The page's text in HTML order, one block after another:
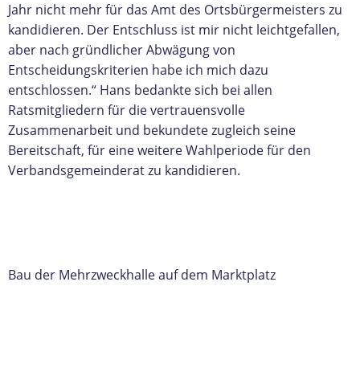
Jahr nicht mehr für das Amt des Ortsbürgermeisters zu
kandidieren. Der Entschluss ist mir nicht leichtgefallen,
aber nach gründlicher Abwägung von
Entscheidungskriterien habe ich mich dazu
entschlossen.“ Hans bedankte sich bei allen
Ratsmitgliedern für die vertrauensvolle
Zusammenarbeit und bekundete zugleich seine
Bereitschaft, für eine weitere Wahlperiode für den
Verbandsgemeinderat zu kandidieren.
Bau der Mehrzweckhalle auf dem Marktplatz